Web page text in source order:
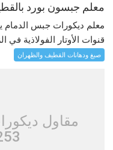
معلم جبسون بورد بالقطيف
معلم ديكورات جبس الدمام
قنوات الأوتار الفولاذية في
صبغ ودهانات القطيف والظهران
مقاول